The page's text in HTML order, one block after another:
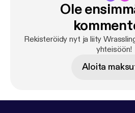
Ole
Rekisteröidy nyt ja liity
yhteisöön!
Aloita